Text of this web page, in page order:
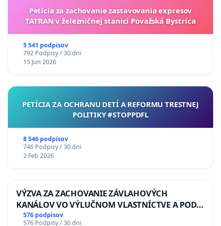
Petícia za zachovanie zastavovania expresov
TATRAN v železničnej stanici Považská Bystrica
5 541 podpisov
792 Podpisy / 30 dni
15 Jun 2026
PETÍCIA ZA OCHRANU DETÍ A REFORMU TRESTNEJ
POLITIKY #STOPPDFL
8 546 podpisov
746 Podpisy / 30 dni
2 Feb 2026
VÝZVA ZA ZACHOVANIE ZÁVLAHOVÝCH
KANÁLOV VO VÝLUČNOM VLASTNÍCTVE A POD
KONTROLOU SLOVENSKEJ REPUBLIKY & žiadosť
576 podpisov
576 Podpisy / 30 dni